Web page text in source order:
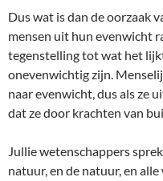
Dus wat is dan de oorzaak
mensen uit hun evenwicht
tegenstelling tot wat het
onevenwichtig zijn.
naar evenwicht, dus als ze
dat ze door krachten van
Jullie wetenschappers
natuur, en de natuur, en